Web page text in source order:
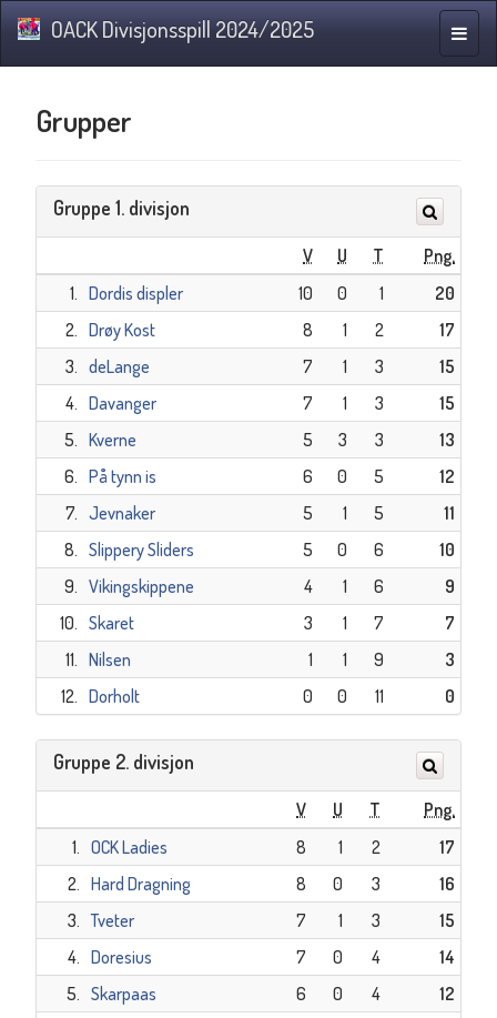
OACK Divisjonsspill 2024/2025
Grupper
Gruppe 1. divisjon
V U T
Png.
1. Dordis displer 10 0 1
20
2. Drøy Kost 8 1 2
17
3. deLange 7 1 3
15
4. Davanger 7 1 3
15
5. Kverne 5 3 3
13
6. På tynn is 6 0 5
12
7. Jevnaker 5 1 5
11
8. Slippery Sliders 5 0 6
10
9. Vikingskippene 4 1 6
9
10. Skaret 3 1 7
7
11. Nilsen 1 1 9
3
12. Dorholt 0 0 11 0
Gruppe 2. divisjon
V U T
Png.
1. OCK Ladies 8 1 2
17
2. Hard Dragning 8 0 3
16
3. Tveter 7 1 3
15
4. Doresius 7 0 4
14
5. Skarpaas 6 0 4
12